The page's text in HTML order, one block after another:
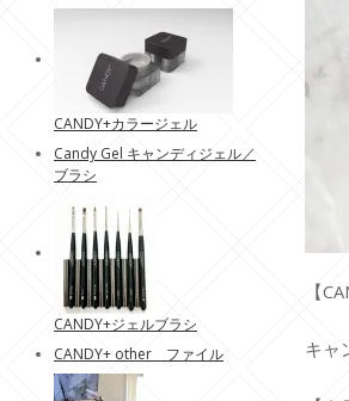
【
キャ
CANDY+カラージェル
Candy Gel キャンディジェル／
ブラシ
CANDY+ジェルブラシ
CANDY+ other ファイル